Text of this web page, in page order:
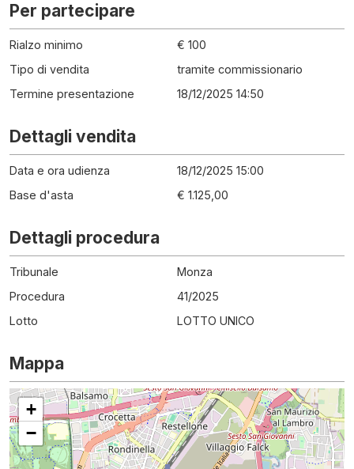
Per partecipare
Rialzo minimo
€ 100
Tipo di vendita
tramite commissionario
Termine presentazione
18/12/2025 14:50
Dettagli vendita
Data e ora udienza
18/12/2025 15:00
Base d'asta
€ 1.125,00
Dettagli procedura
Tribunale
Monza
Procedura
41/2025
Lotto
LOTTO UNICO
Mappa
+
−